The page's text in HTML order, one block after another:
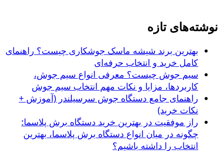
نوشته‌های تازه
بهترین برند شیشه ماسک جوشکاری چیست؟ راهنمای
کامل خرید و انتخاب حرفه‌ای
سیم جوش چیست؟ معرفی انواع سیم جوش،
کاربردها، مزایا و نکات مهم انتخاب سیم جوش
راهنمای جامع دستگاه جوش سرسیلندر (آموزش +
نکات خرید)
راز موفقیت در بهترین خرید دستگاه برش پلاسما:
چگونه در میان انواع دستگاه برش پلاسما، بهترین
انتخاب را داشته باشیم؟